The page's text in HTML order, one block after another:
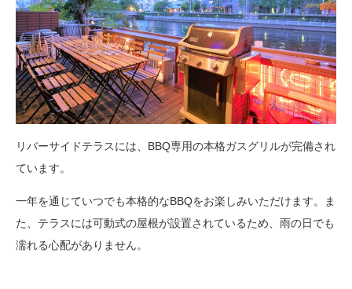
リバーサイドテラスには、BBQ専用の本格ガスグリルが完備され
ています。
一年を通じていつでも本格的なBBQをお楽しみいただけます。ま
た、テラスには可動式の屋根が設置されているため、雨の日でも
濡れる心配がありません。